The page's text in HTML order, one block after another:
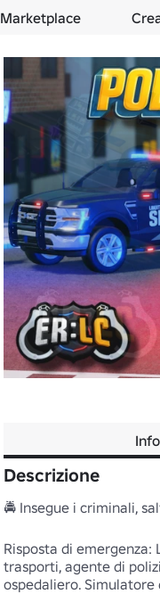
Marketplace
Info
Descrizione
🚔 Insegue i criminali,
Risposta di
trasporti, agente di
ospedaliero. Simulatore